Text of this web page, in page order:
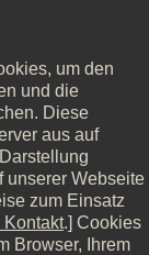
um den
und die
Diese
aus auf
unserer Webseite
zum Einsatz
Kontakt.] Cookies
Browser, Ihrem